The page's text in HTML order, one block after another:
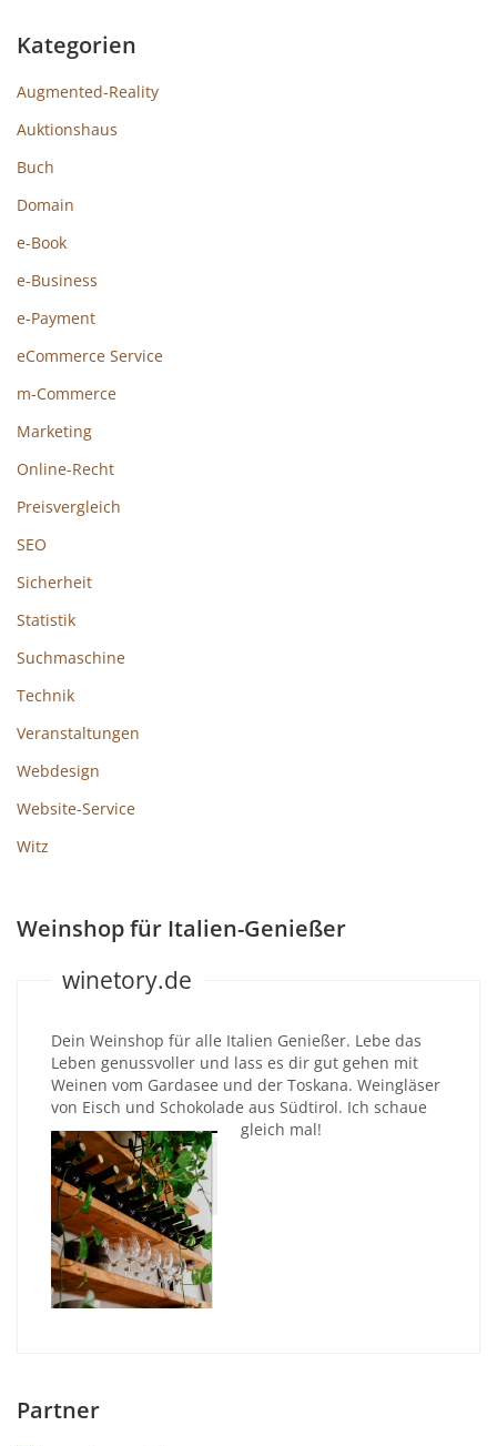
Kategorien
Augmented-Reality
Auktionshaus
Buch
Domain
e-Book
e-Business
e-Payment
eCommerce Service
m-Commerce
Marketing
Online-Recht
Preisvergleich
SEO
Sicherheit
Statistik
Suchmaschine
Technik
Veranstaltungen
Webdesign
Website-Service
Witz
Weinshop für Italien-Genießer
winetory.de
Dein Weinshop für alle Italien Genießer. Lebe das
Leben genussvoller und lass es dir gut gehen mit
Weinen vom Gardasee und der Toskana. Weingläser
von Eisch und Schokolade aus Südtirol. Ich schaue
gleich mal!
Partner